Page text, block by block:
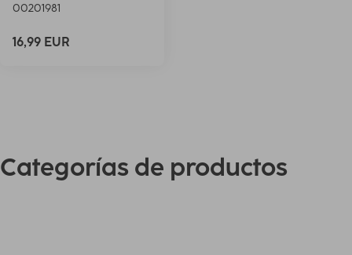
00201981
16,99 EUR
Categorías de productos